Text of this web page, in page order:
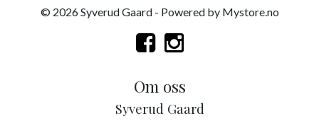
© 2026 Syverud Gaard - Powered by Mystore.no
Om oss
Syverud Gaard